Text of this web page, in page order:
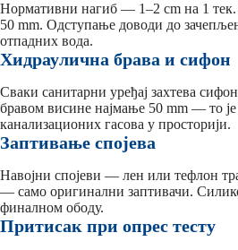
Нормативни нагиб — 1–2 cm на 1 тек.
50 mm. Одступање доводи до
отпадних вода.
Хидраулична брава и сифон
Сваки санитарни уређај захтева
бравом висине најмање 50 mm — то је
канализационих гасова у просторији.
Заптивање спојева
Навојни спојеви — лен или тефлон
— само оригинални заптивачи.
финалном ободу.
Притисак при опрес тесту